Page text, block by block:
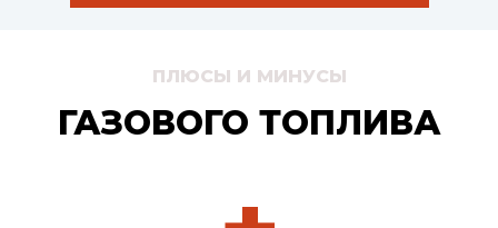
ПЛЮСЫ И МИНУСЫ
ГАЗОВОГО ТОПЛИВА